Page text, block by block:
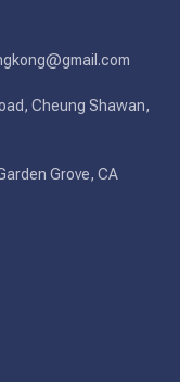
Cheung Shawan,
Grove, CA